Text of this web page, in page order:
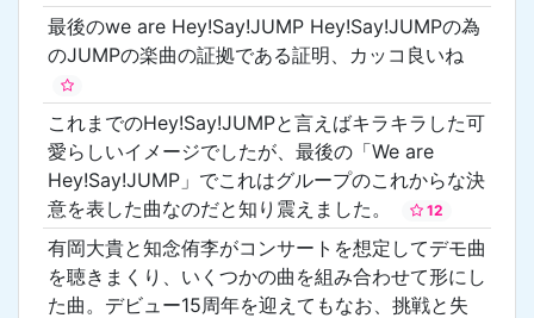
最後のwe are Hey!Say!JUMP Hey!Say!JUMPの為
のJUMPの楽曲の証拠である証明、カッコ良いね
これまでのHey!Say!JUMPと言えばキラキラした可
愛らしいイメージでしたが、最後の「We are
Hey!Say!JUMP」でこれはグループのこれからな決
意を表した曲なのだと知り震えました。
12
有岡大貴と知念侑李がコンサートを想定してデモ曲
を聴きまくり、いくつかの曲を組み合わせて形にし
た曲。デビュー15周年を迎えてもなお、挑戦と失